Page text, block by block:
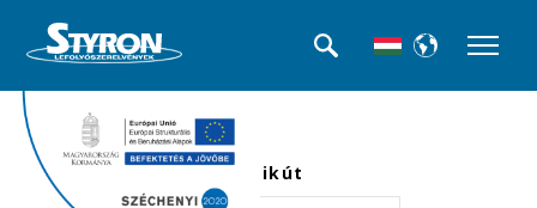
<<< Termék kategóriák
Falikút